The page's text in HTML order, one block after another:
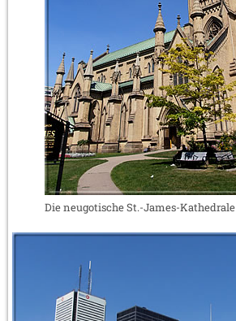
Die neugotische St.-James-Kathedrale